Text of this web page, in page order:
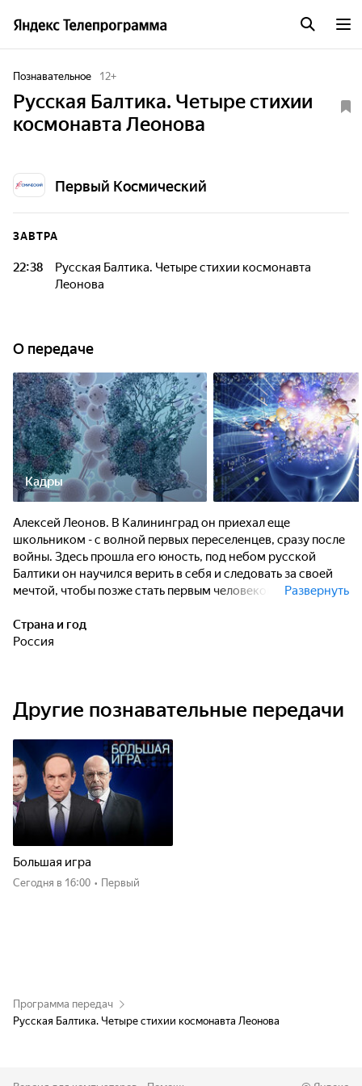
Познавательное 12+
Русская Балтика. Четыре стихии
космонавта Леонова
Первый Космический
ЗАВТРА
22:38
Русская Балтика. Четыре стихии космонавта
Леонова
О передаче
Кадры
Алексей Леонов. В Калининград он приехал еще
школьником - с волной первых переселенцев, сразу после
войны. Здесь прошла его юность, под небом русской
Балтики он научился верить в себя и следовать за своей
мечтой, чтобы позже стать первым человеком, который
отправиться покорять небо, Алексей Леонов увлекался
парусным спортом. И по сей день в Калининградской
Развернуть
Страна и год
Россия
Другие познавательные передачи
Большая игра
Сегодня в 16:00 • Первый
Программа передач
Русская Балтика. Четыре стихии космонавта Леонова